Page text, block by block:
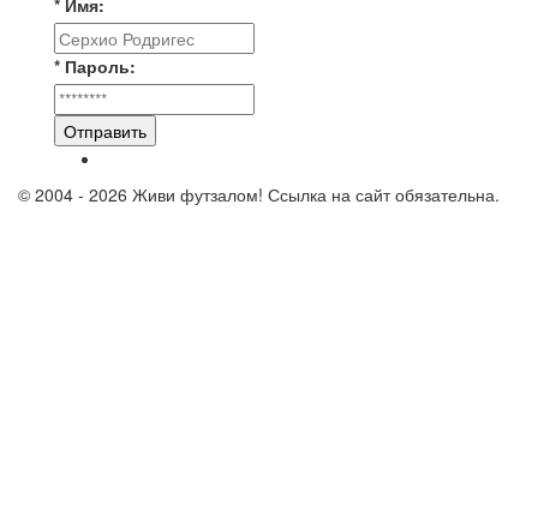
* Пароль:
Отправить
© 2004 - 2026 Живи футзалом! Ссылка на сайт обязательна.